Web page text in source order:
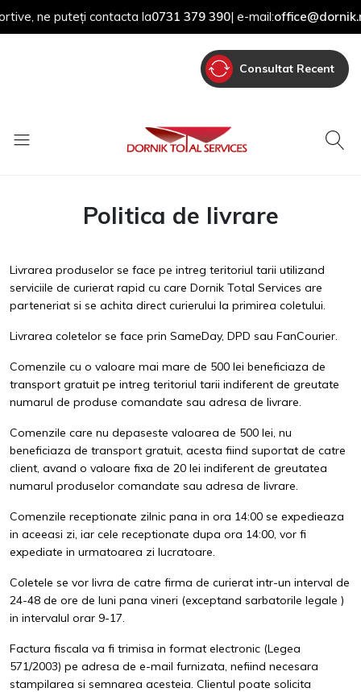
puteți contacta la0731 379 390| e-mail:office@dornik.ro
Consultat Recent
Politica de livrare
Livrarea produselor se face pe intreg teritoriul tarii utilizand
serviciile de curierat rapid cu care Dornik Total Services are
parteneriat si se achita direct curierului la primirea coletului.
Livrarea coletelor se face prin SameDay, DPD sau FanCourier.
Comenzile cu o valoare mai mare de 500 lei beneficiaza de
transport gratuit pe intreg teritoriul tarii indiferent de greutate
numarul de produse comandate sau adresa de livrare.
Comenzile care nu depaseste valoarea de 500 lei, nu
beneficiaza de transport gratuit, acesta fiind suportat de catre
client, avand o valoare fixa de 20 lei indiferent de greutatea
numarul produselor comandate sau adresa de livrare.
Comenzile receptionate zilnic pana in ora 14:00 se expedieaza
in aceeasi zi, iar cele receptionate dupa ora 14:00, vor fi
expediate in urmatoarea zi lucratoare.
Coletele se vor livra de catre firma de curierat intr-un interval de
24-48 de ore de luni pana vineri (exceptand sarbatorile legale )
in intervalul orar 9-17.
Factura fiscala va fi trimisa in format electronic (Legea
571/2003) pe adresa de e-mail furnizata, nefiind necesara
stampilarea si semnarea acesteia. Clientul poate solicita